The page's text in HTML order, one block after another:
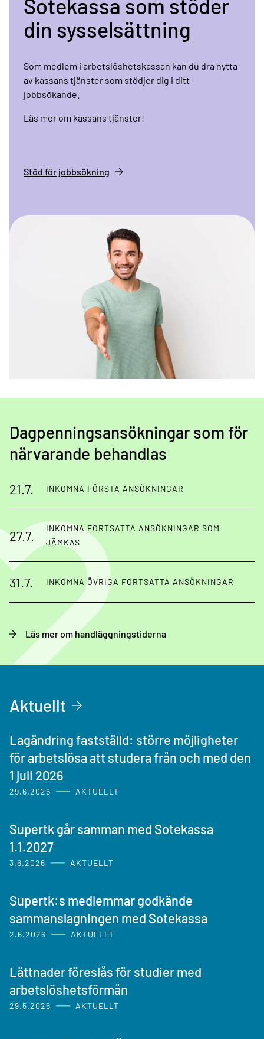
Sotekassa som stöder
din sysselsättning
Som medlem i arbetslöshetskassan kan du dra nytta
av kassans tjänster som stödjer dig i ditt
jobbsökande.
Läs mer om kassans tjänster!
Stöd för jobbsökning
Dagpenningsansökningar som för
närvarande behandlas
21.7. INKOMNA FÖRSTA ANSÖKNINGAR
27.7.
INKOMNA FORTSATTA ANSÖKNINGAR SOM
JÄMKAS
31.7. INKOMNA ÖVRIGA FORTSATTA ANSÖKNINGAR
Läs mer om handläggningstiderna
Aktuellt
Lagändring fastställd: större möjligheter
för arbetslösa att studera från och med den
1 juli 2026
29.6.2026 AKTUELLT
Supertk går samman med Sotekassa
1.1.2027
3.6.2026 AKTUELLT
Supertk:s medlemmar godkände
sammanslagningen med Sotekassa
2.6.2026 AKTUELLT
Lättnader föreslås för studier med
arbetslöshetsförmån
29.5.2026 AKTUELLT